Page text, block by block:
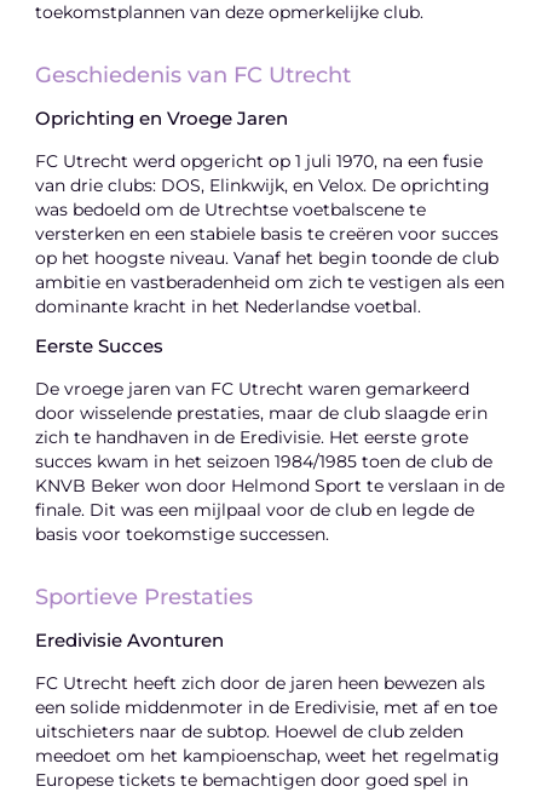
toekomstplannen van deze opmerkelijke club.
Geschiedenis van FC Utrecht
Oprichting en Vroege Jaren
FC Utrecht werd opgericht op 1 juli 1970, na een fusie
van drie clubs: DOS, Elinkwijk, en Velox. De oprichting
was bedoeld om de Utrechtse voetbalscene te
versterken en een stabiele basis te creëren voor succes
op het hoogste niveau. Vanaf het begin toonde de club
ambitie en vastberadenheid om zich te vestigen als een
dominante kracht in het Nederlandse voetbal.
Eerste Succes
De vroege jaren van FC Utrecht waren gemarkeerd
door wisselende prestaties, maar de club slaagde erin
zich te handhaven in de Eredivisie. Het eerste grote
succes kwam in het seizoen 1984/1985 toen de club de
KNVB Beker won door Helmond Sport te verslaan in de
finale. Dit was een mijlpaal voor de club en legde de
basis voor toekomstige successen.
Sportieve Prestaties
Eredivisie Avonturen
FC Utrecht heeft zich door de jaren heen bewezen als
een solide middenmoter in de Eredivisie, met af en toe
uitschieters naar de subtop. Hoewel de club zelden
meedoet om het kampioenschap, weet het regelmatig
Europese tickets te bemachtigen door goed spel in